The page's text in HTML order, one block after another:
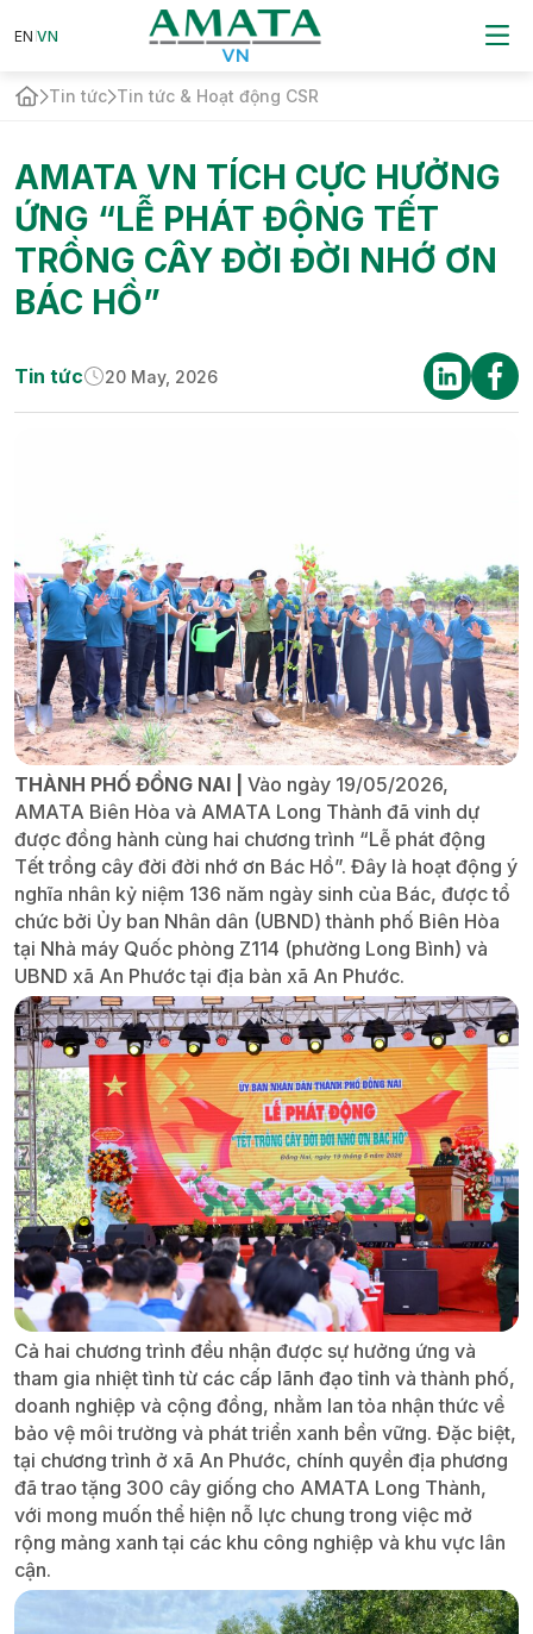
EN VN
EN
Tin tức Tin tức & Hoạt động CSR
AMATA VN TÍCH CỰC HƯỞNG
ỨNG “LỄ PHÁT ĐỘNG TẾT
TRỒNG CÂY ĐỜI ĐỜI NHỚ ƠN
BÁC HỒ”
Tin tức 20 May, 2026
THÀNH PHỐ ĐỒNG NAI |
Vào ngày 19/05/2026,
AMATA Biên Hòa và AMATA Long Thành đã vinh dự
được đồng hành cùng hai chương trình “Lễ phát động
Tết trồng cây đời đời nhớ ơn Bác Hồ”. Đây là hoạt động ý
nghĩa nhân kỷ niệm 136 năm ngày sinh của Bác, được tổ
chức bởi Ủy ban Nhân dân (UBND) thành phố Biên Hòa
tại Nhà máy Quốc phòng Z114 (phường Long Bình) và
UBND xã An Phước tại địa bàn xã An Phước.
Cả hai chương trình đều nhận được sự hưởng ứng và
tham gia nhiệt tình từ các cấp lãnh đạo tỉnh và thành phố,
doanh nghiệp và cộng đồng, nhằm lan tỏa nhận thức về
bảo vệ môi trường và phát triển xanh bền vững. Đặc biệt,
tại chương trình ở xã An Phước, chính quyền địa phương
đã trao tặng 300 cây giống cho AMATA Long Thành,
với mong muốn thể hiện nỗ lực chung trong việc mở
rộng mảng xanh tại các khu công nghiệp và khu vực lân
cận.